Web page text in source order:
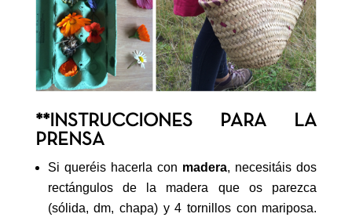
**INSTRUCCIONES PARA LA
PRENSA
Si queréis hacerla con madera, necesitáis dos
rectángulos de la madera que os parezca
(sólida, dm, chapa) y 4 tornillos con mariposa.